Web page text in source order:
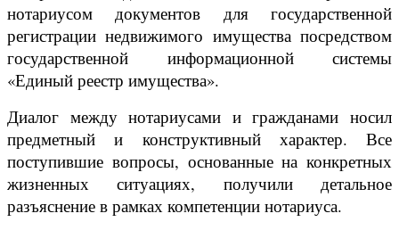
нотариусом документов для государственной
регистрации недвижимого имущества посредством
государственной информационной системы
«Единый реестр имущества».
Диалог между нотариусами и гражданами носил
предметный и конструктивный характер. Все
поступившие вопросы, основанные на конкретных
жизненных ситуациях, получили детальное
разъяснение в рамках компетенции нотариуса.